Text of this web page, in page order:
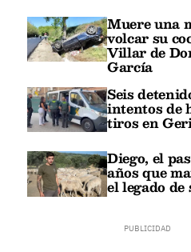
Muere una
volcar su
Villar de
García
Seis
intentos de
tiros en
Diego, el
años que
el legado de